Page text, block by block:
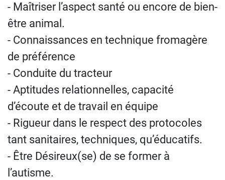
- Maîtriser l’aspect santé ou encore de bien-
être animal.
- Connaissances en technique fromagère
de préférence
- Conduite du tracteur
- Aptitudes relationnelles, capacité
d’écoute et de travail en équipe
- Rigueur dans le respect des protocoles
tant sanitaires, techniques, qu’éducatifs.
- Être Désireux(se) de se former à
l’autisme.